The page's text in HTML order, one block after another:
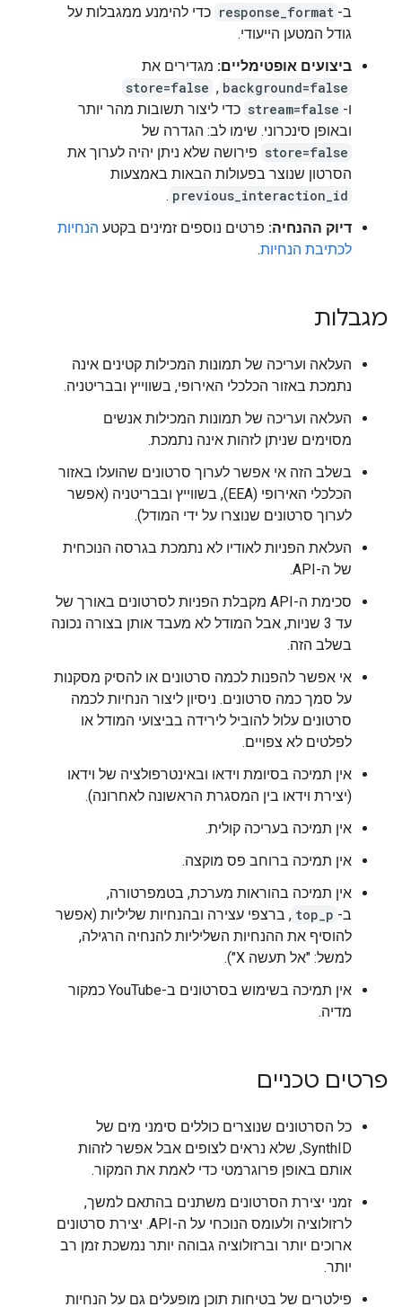
ב- response_format כדי להימנע ממגבלות על
גודל המטען הייעודי.
ביצועים אופטימליים: מגדירים את
background=false
,‏
store=false
ו- stream=false כדי ליצור תשובות מהר יותר
ובאופן סינכרוני. שימו לב: הגדרה של
store=false פירושה שלא ניתן יהיה לערוך את
הסרטון שנוצר בפעולות הבאות באמצעות
previous_interaction_id
.
דיוק ההנחיה: פרטים נוספים זמינים בקטע הנחיות
לכתיבת הנחיות.
מגבלות
העלאה ועריכה של תמונות המכילות קטינים אינה
נתמכת באזור הכלכלי האירופי, בשווייץ ובבריטניה.
העלאה ועריכה של תמונות המכילות אנשים
מסוימים שניתן לזהות אינה נתמכת.
בשלב הזה אי אפשר לערוך סרטונים שהועלו באזור
הכלכלי האירופי (EEA), בשווייץ ובבריטניה (אפשר
לערוך סרטונים שנוצרו על ידי המודל).
העלאת הפניות לאודיו לא נתמכת בגרסה הנוכחית
של ה-API.
סכימת ה-API מקבלת הפניות לסרטונים באורך של
עד 3 שניות, אבל המודל לא מעבד אותן בצורה נכונה
בשלב הזה.
אי אפשר להפנות לכמה סרטונים או להסיק מסקנות
על סמך כמה סרטונים. ניסיון ליצור הנחיות לכמה
סרטונים עלול להוביל לירידה בביצועי המודל או
לפלטים לא צפויים.
אין תמיכה בסיומת וידאו ובאינטרפולציה של וידאו
(יצירת וידאו בין המסגרת הראשונה לאחרונה).
אין תמיכה בעריכה קולית.
אין תמיכה ברוחב פס מוקצה.
אין תמיכה בהוראות מערכת, בטמפרטורה,
ב- top_p , ברצפי עצירה ובהנחיות שליליות (אפשר
להוסיף את ההנחיות השליליות להנחיה הרגילה,
למשל: "אל תעשה X").
אין תמיכה בשימוש בסרטונים ב-YouTube כמקור
מדיה.
פרטים טכניים
כל הסרטונים שנוצרים כוללים סימני מים של
SynthID, שלא נראים לצופים אבל אפשר לזהות
אותם באופן פרוגרמטי כדי לאמת את המקור.
זמני יצירת הסרטונים משתנים בהתאם למשך,
לרזולוציה ולעומס הנוכחי על ה-API. יצירת סרטונים
ארוכים יותר וברזולוציה גבוהה יותר נמשכת זמן רב
יותר.
פילטרים של בטיחות תוכן מופעלים גם על הנחיות